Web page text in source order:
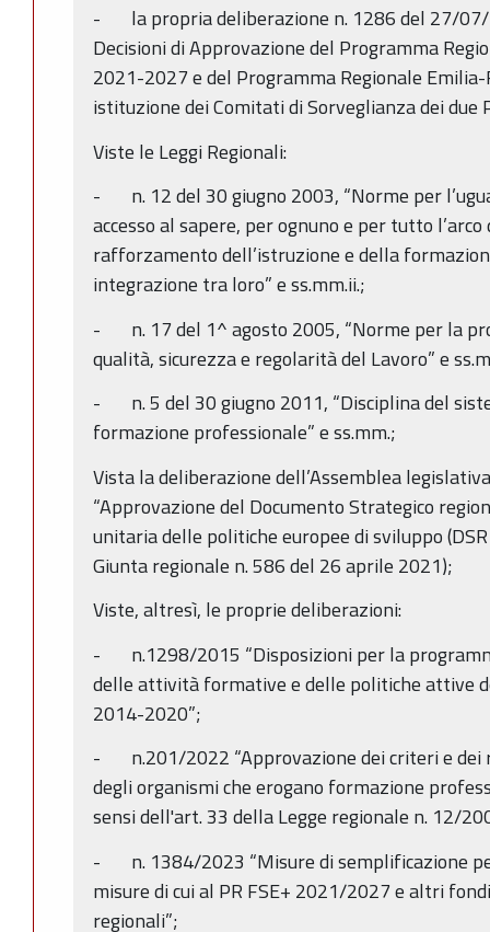
- la propria deliberazione n. 1286 del 27/07/
Decisioni di Approvazione del Programma
2021-2027 e del Programma Regionale
istituzione dei Comitati di Sorveglianza dei due
Viste le Leggi Regionali:
- n. 12 del 30 giugno 2003, “Norme per
accesso al sapere, per ognuno e per tutto
rafforzamento dell’istruzione e della
integrazione tra loro” e ss.mm.ii.;
- n. 17 del 1^ agosto 2005, “Norme per la
qualità, sicurezza e regolarità del Lavoro” e
- n. 5 del 30 giugno 2011, “Disciplina del
formazione professionale” e ss.mm.;
Vista la deliberazione dell’Assemblea
“Approvazione del Documento Strategico
unitaria delle politiche europee di sviluppo
Giunta regionale n. 586 del 26 aprile 2021);
Viste, altresì, le proprie deliberazioni:
- n.1298/2015 “Disposizioni per la
delle attività formative e delle politiche attive
2014-2020”;
- n.201/2022 “Approvazione dei criteri e dei
degli organismi che erogano formazione
sensi dell'art. 33 della Legge regionale n. 12/
- n. 1384/2023 “Misure di semplificazione
misure di cui al PR FSE+ 2021/2027 e altri
regionali”;